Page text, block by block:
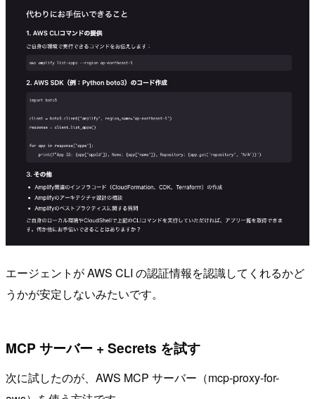
エージェントが AWS CLI の認証情報を認識してくれるかど
うかが安定しないみたいです。
MCP サーバー + Secrets を試す
次に試したのが、AWS MCP サーバー（mcp-proxy-for-